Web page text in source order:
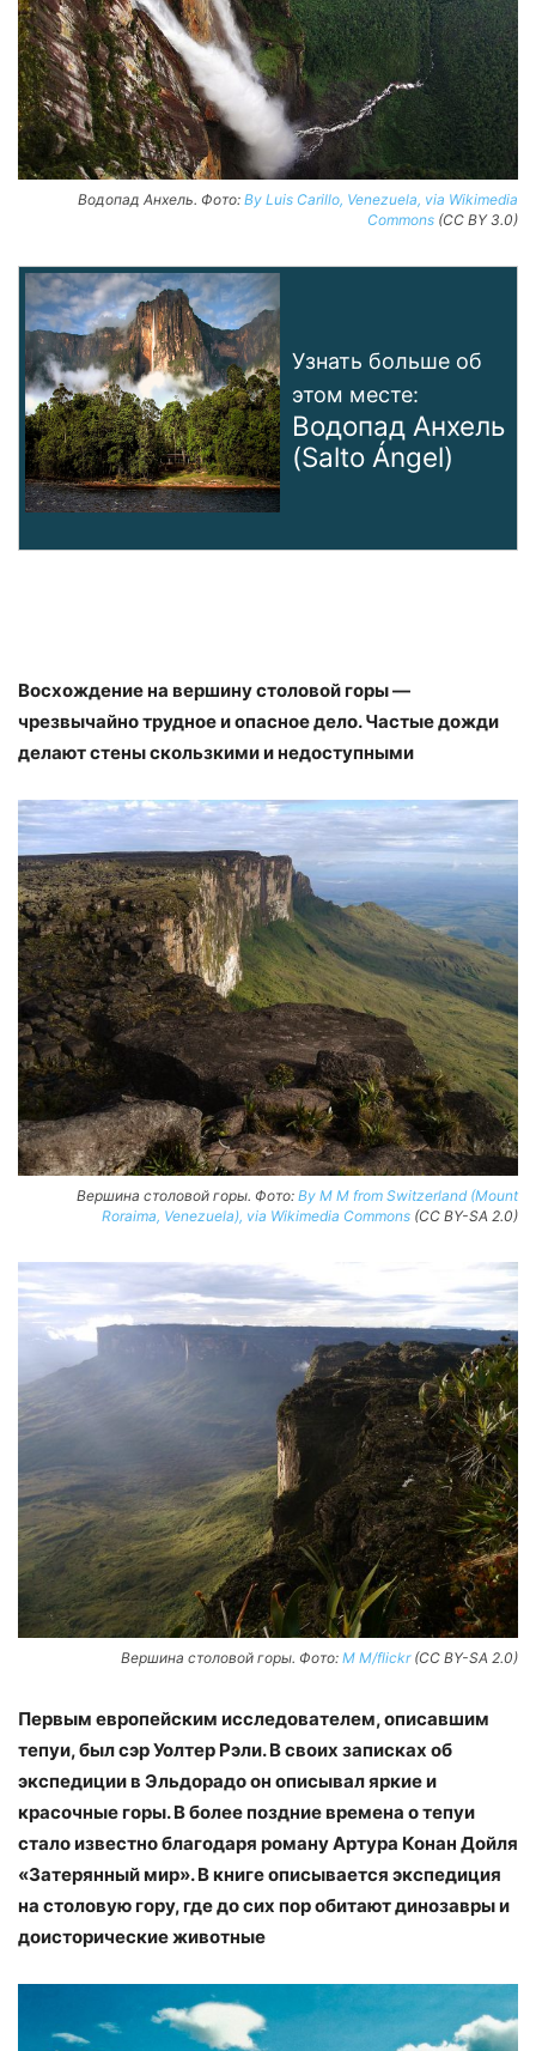
Водопад Анхель. Фото: By Luis Carillo, Venezuela, via Wikimedia
Commons (CC BY 3.0)
Узнать больше об
этом месте:
Водопад Анхель
(Salto Ángel)
Восхождение на вершину столовой горы —
чрезвычайно трудное и опасное дело. Частые дожди
делают стены скользкими и недоступными
Вершина столовой горы. Фото: By M M from Switzerland (Mount
Roraima, Venezuela), via Wikimedia Commons (CC BY-SA 2.0)
Вершина столовой горы. Фото: M M/flickr(CC BY-SA 2.0)
Первым европейским исследователем, описавшим
тепуи, был сэр Уолтер Рэли. В своих записках об
экспедиции в Эльдорадо он описывал яркие и
красочные горы. В более поздние времена о тепуи
стало известно благодаря роману Артура Конан Дойля
«Затерянный мир». В книге описывается экспедиция
на столовую гору, где до сих пор обитают динозавры и
доисторические животные